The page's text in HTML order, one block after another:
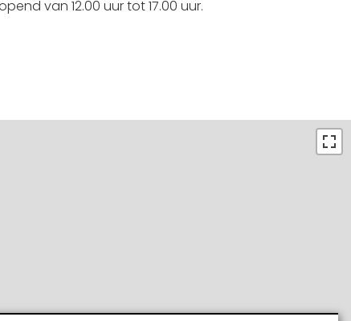
van 12.00 uur tot 17.00 uur.